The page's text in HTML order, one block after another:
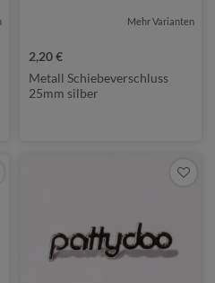
Mehr Varianten
2,20 €
Metall Schiebeverschluss
25mm silber